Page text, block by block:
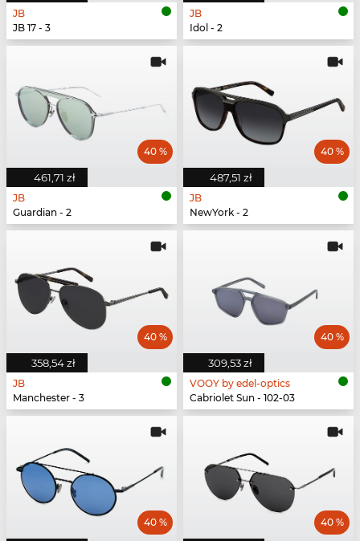
JB
JB 17 - 3
JB
Idol - 2
461,71 zł
40 %
JB
Guardian - 2
487,51 zł
40 %
JB
NewYork - 2
358,54 zł
40 %
JB
Manchester - 3
309,53 zł
40 %
VOOY by edel-optics
Cabriolet Sun - 102-03
40 % 40 %